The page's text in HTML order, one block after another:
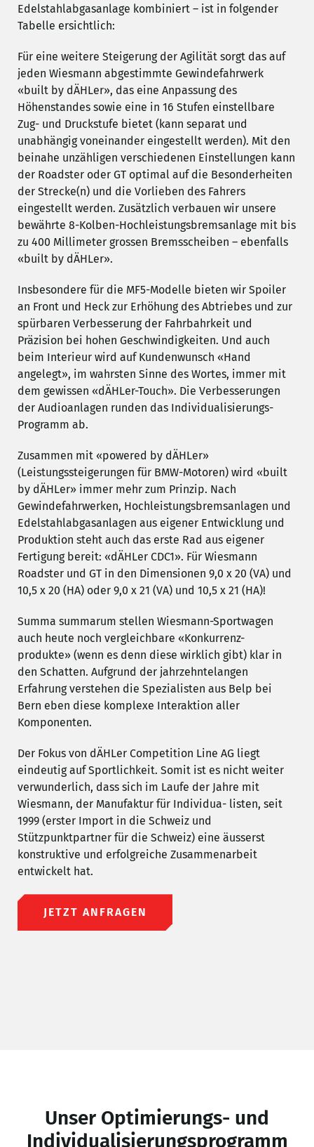
Edelstahlabgasanlage kombiniert – ist in folgender
Tabelle ersichtlich:
Für eine weitere Steigerung der Agilität sorgt das auf
jeden Wiesmann abgestimmte Gewindefahrwerk
«built by dÄHLer», das eine Anpassung des
Höhenstandes sowie eine in 16 Stufen einstellbare
Zug- und Druckstufe bietet (kann separat und
unabhängig voneinander eingestellt werden). Mit den
beinahe unzähligen verschiedenen Einstellungen kann
der Roadster oder GT optimal auf die Besonderheiten
der Strecke(n) und die Vorlieben des Fahrers
eingestellt werden. Zusätzlich verbauen wir unsere
bewährte 8-Kolben-Hochleistungsbremsanlage mit bis
zu 400 Millimeter grossen Bremsscheiben – ebenfalls
«built by dÄHLer».
Insbesondere für die MF5-Modelle bieten wir Spoiler
an Front und Heck zur Erhöhung des Abtriebes und zur
spürbaren Verbesserung der Fahrbahrkeit und
Präzision bei hohen Geschwindigkeiten. Und auch
beim Interieur wird auf Kundenwunsch «Hand
angelegt», im wahrsten Sinne des Wortes, immer mit
dem gewissen «dÄHLer-Touch». Die Verbesserungen
der Audioanlagen runden das Individualisierungs-
Programm ab.
Zusammen mit «powered by dÄHLer»
(Leistungssteigerungen für BMW-Motoren) wird «built
by dÄHLer» immer mehr zum Prinzip. Nach
Gewindefahrwerken, Hochleistungsbremsanlagen und
Edelstahlabgasanlagen aus eigener Entwicklung und
Produktion steht auch das erste Rad aus eigener
Fertigung bereit: «dÄHLer CDC1». Für Wiesmann
Roadster und GT in den Dimensionen 9,0 x 20 (VA) und
10,5 x 20 (HA) oder 9,0 x 21 (VA) und 10,5 x 21 (HA)!
Summa summarum stellen Wiesmann-Sportwagen
auch heute noch vergleichbare «Konkurrenz-
produkte» (wenn es denn diese wirklich gibt) klar in
den Schatten. Aufgrund der jahrzehntelangen
Erfahrung verstehen die Spezialisten aus Belp bei
Bern eben diese komplexe Interaktion aller
Komponenten.
Der Fokus von dÄHLer Competition Line AG liegt
eindeutig auf Sportlichkeit. Somit ist es nicht weiter
verwunderlich, dass sich im Laufe der Jahre mit
Wiesmann, der Manufaktur für Individua- listen, seit
1999 (erster Import in die Schweiz und
Stützpunktpartner für die Schweiz) eine äusserst
konstruktive und erfolgreiche Zusammenarbeit
entwickelt hat.
JETZT ANFRAGEN
Unser Optimierungs- und
Individualisierungsprogramm